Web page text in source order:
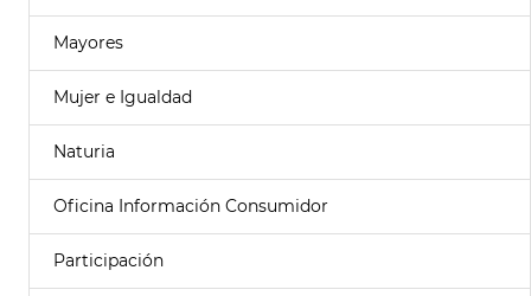
Mayores
Mujer e Igualdad
Naturia
Oficina Información Consumidor
Participación